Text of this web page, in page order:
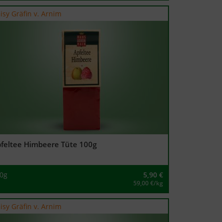
Gräfin v. Arnim
Himbeere Tüte 100g
5,90 €
59,00 €/kg
Gräfin v. Arnim